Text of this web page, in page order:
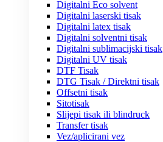
Digitalni Eco solvent
Digitalni laserski tisak
Digitalni latex tisak
Digitalni solventni tisak
Digitalni sublimacijski tisak
Digitalni UV tisak
DTF Tisak
DTG Tisak / Direktni tisak
Offsetni tisak
Sitotisak
Slijepi tisak ili blindruck
Transfer tisak
Vez/aplicirani vez